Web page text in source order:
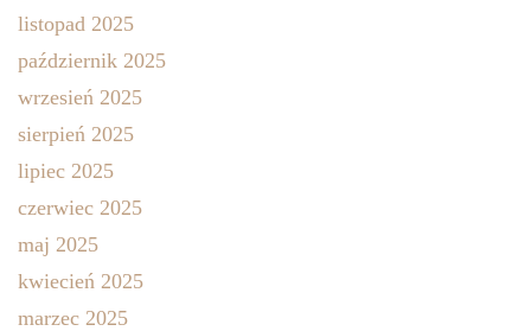
listopad 2025
październik 2025
wrzesień 2025
sierpień 2025
lipiec 2025
czerwiec 2025
maj 2025
kwiecień 2025
marzec 2025